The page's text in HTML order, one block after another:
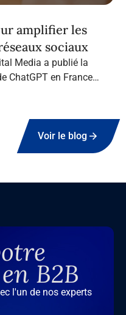
amplifier les
sociaux
Media a publié la
ChatGPT en France
Voir le blog
B2B
l'un de nos experts